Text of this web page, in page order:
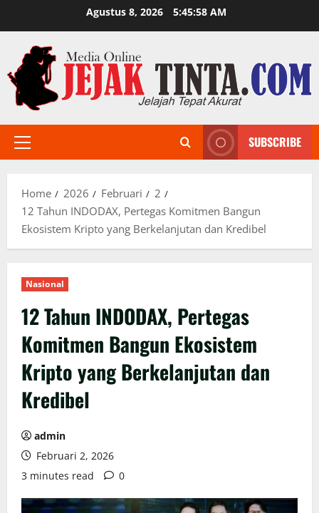
to
content
Agustus 8, 2026 5:45:59 AM
Primary
SUBSCRIBE
Home 2026 Februari
2
12 Tahun INDODAX, Pertegas Komitmen Bangun
Ekosistem Kripto yang Berkelanjutan dan Kredibel
Nasional
12 Tahun INDODAX, Pertegas
Komitmen Bangun Ekosistem
Kripto yang Berkelanjutan dan
Kredibel
admin
Februari 2, 2026
3 minutes read
0